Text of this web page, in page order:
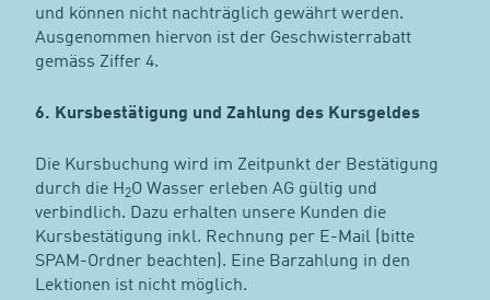
und können nicht nachträglich gewährt werden.
Ausgenommen hiervon ist der Geschwisterrabatt
gemäss Ziffer 4.
6. Kursbestätigung und Zahlung des Kursgeldes
Die Kursbuchung wird im Zeitpunkt der Bestätigung
durch die H2O Wasser erleben AG gültig und
verbindlich. Dazu erhalten unsere Kunden die
Kursbestätigung inkl. Rechnung per E-Mail (bitte
SPAM-Ordner beachten). Eine Barzahlung in den
Lektionen ist nicht möglich.